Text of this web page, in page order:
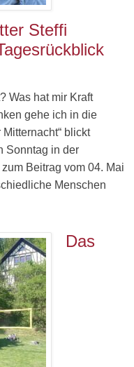
Steffi
Was hat mir Kraft
gehe ich in die
blickt
Sonntag in der
Beitrag vom 04. Mai
Menschen
Das